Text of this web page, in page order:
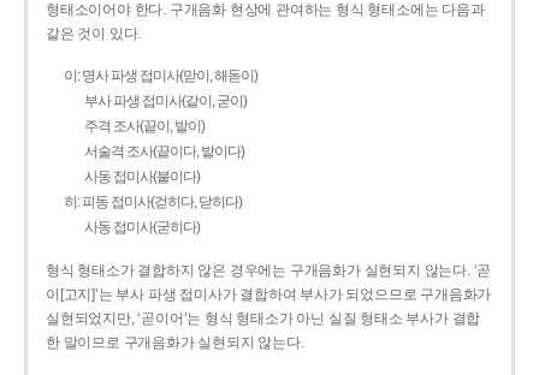
형태소이어야 한다. 구개음화 현상에 관여하는 형식 형태소에는 다음과
같은 것이 있다.
이: 명사 파생 접미사(맏이, 해돋이)
부사 파생 접미사(같이, 굳이)
주격 조사(끝이, 밭이)
서술격 조사(끝이다, 밭이다)
사동 접미사(붙이다)
히: 피동 접미사(걷히다, 닫히다)
사동 접미사(굳히다)
형식 형태소가 결합하지 않은 경우에는 구개음화가 실현되지 않는다. ‘곧
이[고지]’는 부사 파생 접미사가 결합하여 부사가 되었으므로 구개음화가
실현되었지만, ‘곧이어’는 형식 형태소가 아닌 실질 형태소 부사가 결합
한 말이므로 구개음화가 실현되지 않는다.